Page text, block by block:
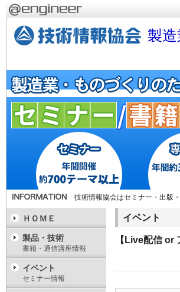
製
技術情報協会はセミナー・出版
イベント
【Live配信 or
ＨＯＭＥ
製品・技術
書籍・通信講座情報
イベント
セミナー情報